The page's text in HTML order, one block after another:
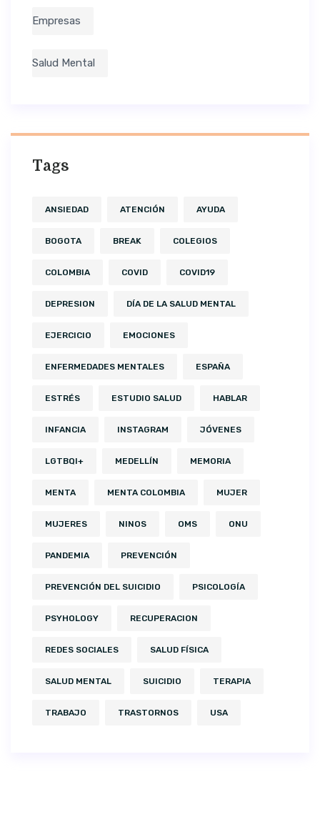
Empresas
Salud Mental
Tags
ANSIEDAD ATENCIÓN AYUDA
BOGOTA BREAK COLEGIOS
COLOMBIA COVID COVID19
DEPRESION DÍA DE LA SALUD MENTAL
EJERCICIO EMOCIONES
ENFERMEDADES MENTALES ESPAÑA
ESTRÉS ESTUDIO SALUD HABLAR
INFANCIA INSTAGRAM JÓVENES
LGTBQI+ MEDELLÍN MEMORIA
MENTA MENTA COLOMBIA MUJER
MUJERES NINOS OMS ONU
PANDEMIA PREVENCIÓN
PREVENCIÓN DEL SUICIDIO PSICOLOGÍA
PSYHOLOGY RECUPERACION
REDES SOCIALES SALUD FÍSICA
SALUD MENTAL SUICIDIO TERAPIA
TRABAJO TRASTORNOS USA